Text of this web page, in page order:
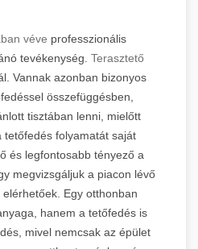
véve professzionális
tevékenység. Terasztető
Vannak azonban bizonyos
fedéssel összefüggésben,
tisztában lenni, mielőtt
tetőfedés folyamatát saját
és legfontosabb tényező a
megvizsgáljuk a piacon lévő
Egy otthonban
hanem a tetőfedés is
mivel nemcsak az épület